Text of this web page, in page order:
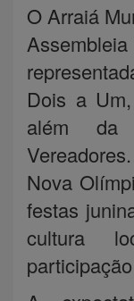
O Arraiá
Dois a
além da
Nova
festas
cultura